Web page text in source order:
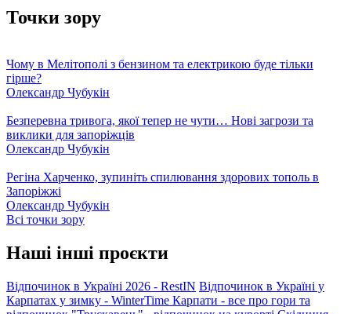
Точки зору
Чому в Мелітополі з бензином та електрикою буде тільки
гірше?
Олександр Чубукін
Безперевна тривога, якої тепер не чути… Нові загрози та
виклики для запоріжців
Олександр Чубукін
Регіна Харченко, зупиніть спилювання здорових тополь в
Запоріжжі
Олександр Чубукін
Всі точки зору
Наші інші проєкти
Відпочинок в Україні 2026 - RestIN Відпочинок в Україні у
Карпатах у зимку - WinterTime Карпати - все про гори та